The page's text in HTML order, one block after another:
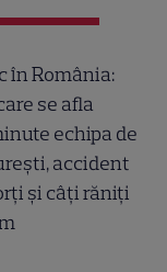
în România:
se afla
echipa de
accident
și câți răniți